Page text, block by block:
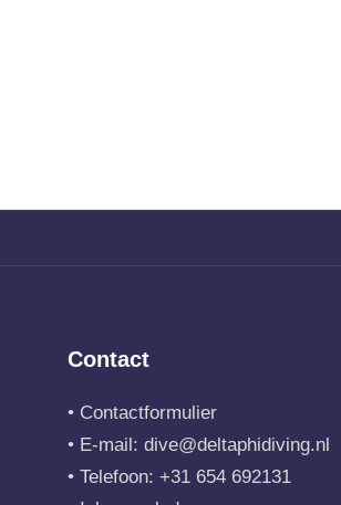
Contact
• Contactformulier
• E-mail: dive@deltaphidiving.nl
• Telefoon: +31 654 692131